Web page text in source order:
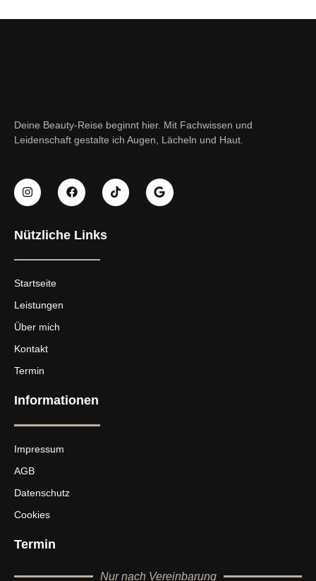
Deine Beauty-Reise beginnt hier. Mit Fachwissen und
Leidenschaft gestalte ich Augen, Lächeln und Haut.
Nützliche Links
Startseite
Leistungen
Über mich
Kontakt
Termin
Informationen
Impressum
AGB
Datenschutz
Cookies
Termin
Nur nach Vereinbarung